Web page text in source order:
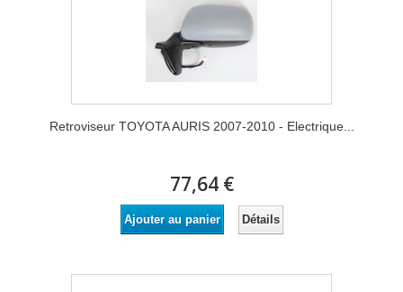
Retroviseur TOYOTA AURIS 2007-2010 - Electrique...
77,64 €
Ajouter au panier Détails